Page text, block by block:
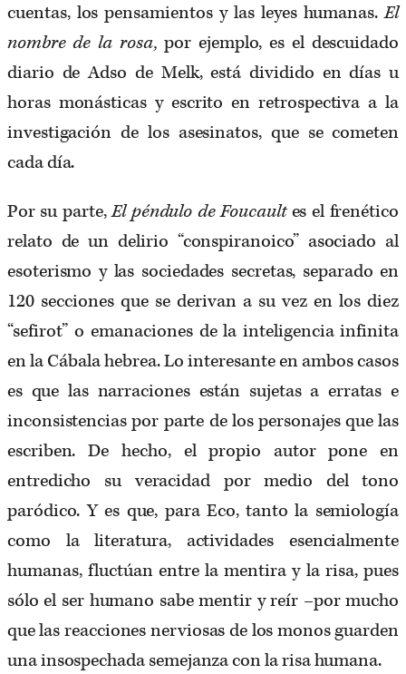
cuentas, los pensamientos y las leyes humanas.El
nombre de la rosa,por ejemplo, es el descuidado
diario de Adso de Melk, está dividido en días u
horas monásticas y escrito en retrospectiva a la
investigación de los asesinatos, que se cometen
cada día.
Por su parte,El péndulo de Foucaultes el frenético
relato de un delirio “conspiranoico” asociado al
esoterismo y las sociedades secretas, separado en
120 secciones que se derivan a su vez en los diez
“sefirot” o emanaciones de la inteligencia infinita
en la Cábala hebrea. Lo interesante en ambos casos
es que las narraciones están sujetas a erratas e
inconsistencias por parte de los personajes que las
escriben. De hecho, el propio autor pone en
entredicho su veracidad por medio del tono
paródico. Y es que, para Eco, tanto la semiología
como la literatura, actividades esencialmente
humanas, fluctúan entre la mentira y la risa, pues
sólo el ser humano sabe mentir y reír –por mucho
que las reacciones nerviosas de los monos guarden
una insospechada semejanza con la risa humana.